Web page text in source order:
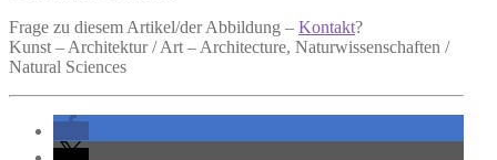
Frage zu diesem Artikel/der Abbildung – Kontakt?
Kunst – Architektur / Art – Architecture, Naturwissenschaften /
Natural Sciences